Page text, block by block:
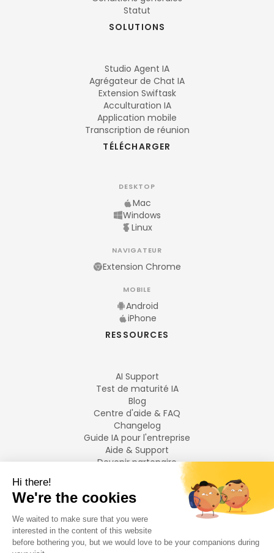
Statut
SOLUTIONS
Studio Agent IA
Agrégateur de Chat IA
Extension Swiftask
Acculturation IA
Application mobile
Transcription de réunion
TÉLÉCHARGER
DESKTOP
Mac
Windows
Linux
NAVIGATEUR
Extension Chrome
MOBILE
Android
iPhone
RESSOURCES
AI Support
Test de maturité IA
Blog
Centre d'aide & FAQ
Changelog
Guide IA pour l'entreprise
Aide & Support
Devenir partenaire
LANGUES
Français
English